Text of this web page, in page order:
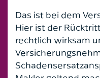
Das ist bei dem
Hier ist der
rechtlich wirksam